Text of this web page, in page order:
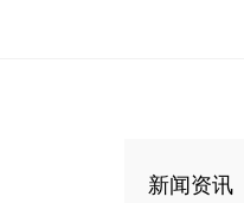
新闻资讯